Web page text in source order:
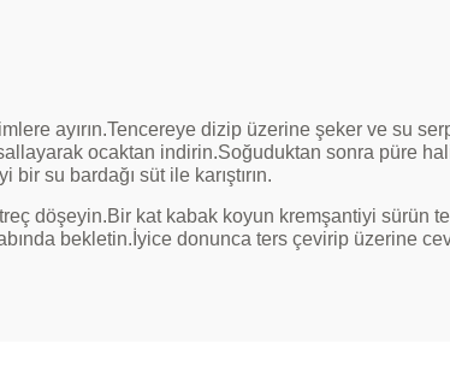
ayırın.Tencereye dizip üzerine şeker ve su
sallayarak ocaktan indirin.Soğuduktan sonra püre
su bardağı süt ile karıştırın.
döşeyin.Bir kat kabak koyun kremşantiyi sürün
bekletin.İyice donunca ters çevirip üzerine